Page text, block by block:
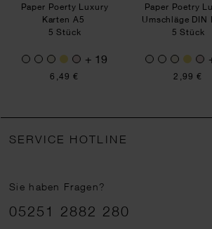
Paper Poerty Luxury
Karten A5
5 Stück
+ 19
6,49 €
Paper Poetry
Umschläge DIN
5 Stück
2,99 €
SERVICE HOTLINE
Sie haben Fragen?
Telefonnummer
05251 2882 280